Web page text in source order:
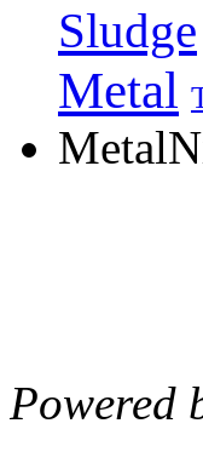
Sludge
Metal
Powered